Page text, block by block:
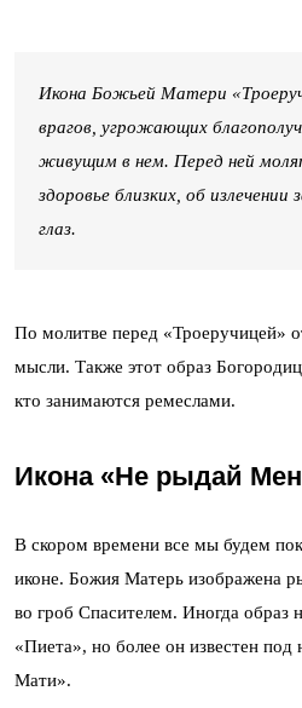
Икона Божьей Матери
врагов, угрожающих
живущим в нем. Перед ней
здоровье близких, об излечении
глаз.
По молитве перед «Троеручицей»
мысли. Также этот образ
кто занимаются ремеслами.
Икона «Не рыдай
В скором времени все мы будем
иконе. Божия Матерь изображена
во гроб Спасителем. Иногда образ
«Пиета», но более он известен
Мати».